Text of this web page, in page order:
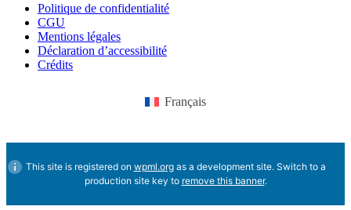
Politique de confidentialité
CGU
Mentions légales
Déclaration d’accessibilité
Crédits
Français
This site is registered on wpml.orgas a development site. Switch to a
production site key to remove this banner.